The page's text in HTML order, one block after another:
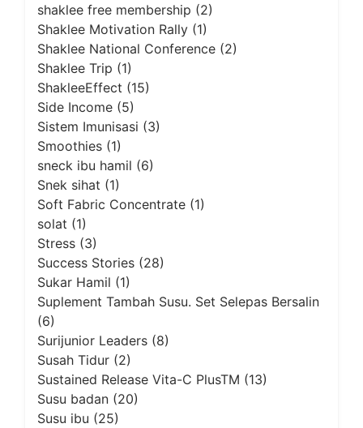
shaklee free membership (2)
Shaklee Motivation Rally (1)
Shaklee National Conference (2)
Shaklee Trip (1)
ShakleeEffect (15)
Side Income (5)
Sistem Imunisasi (3)
Smoothies (1)
sneck ibu hamil (6)
Snek sihat (1)
Soft Fabric Concentrate (1)
solat (1)
Stress (3)
Success Stories (28)
Sukar Hamil (1)
Suplement Tambah Susu. Set Selepas Bersalin
(6)
Surijunior Leaders (8)
Susah Tidur (2)
Sustained Release Vita-C PlusTM (13)
Susu badan (20)
Susu ibu (25)